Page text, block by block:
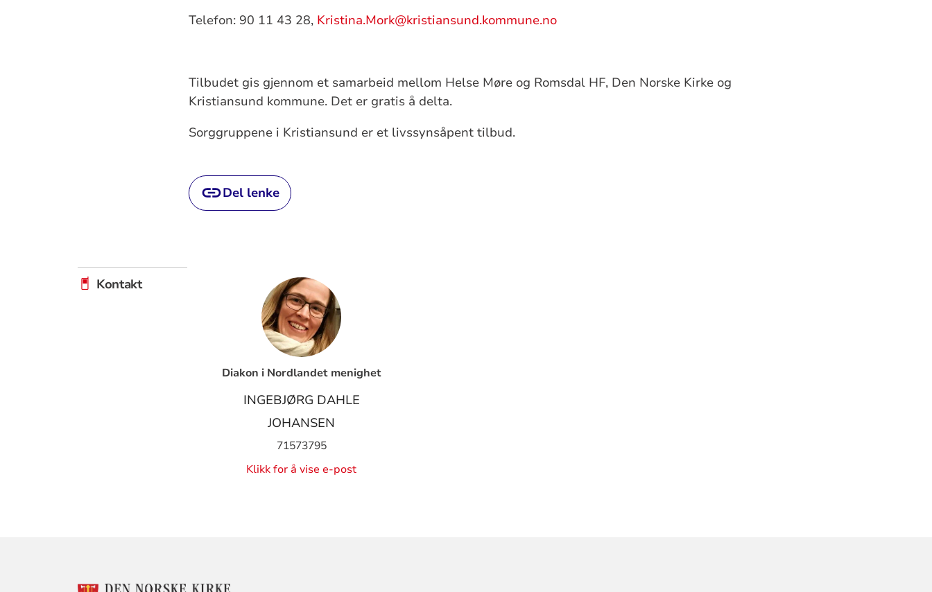
Telefon: 90 11 43 28, Kristina.Mork@kristiansund.kommune.no
Tilbudet gis gjennom et samarbeid mellom Helse Møre og Romsdal HF, Den Norske Kirke og
Kristiansund kommune. Det er gratis å delta.
Sorggruppene i Kristiansund er et livssynsåpent tilbud.
Del lenke
Kontakt
Diakon i Nordlandet menighet
INGEBJØRG DAHLE
JOHANSEN
71573795
Klikk for å vise e-post